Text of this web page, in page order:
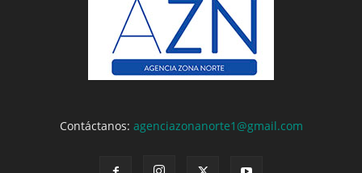
Contáctanos: agenciazonanorte1@gmail.com